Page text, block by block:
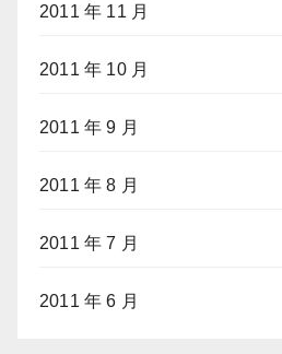
2011 年 11 月
2011 年 10 月
2011 年 9 月
2011 年 8 月
2011 年 7 月
2011 年 6 月